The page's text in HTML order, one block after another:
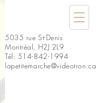
5035 rue St-Denis
Montréal, H2J 2L9
Tél: 514-842-1994
lapetitemarche@videotron.ca